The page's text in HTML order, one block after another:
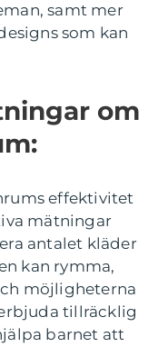
samt mer
som kan
om
effektivitet
mätningar
antalet kläder
kan rymma,
möjligheterna
tillräcklig
barnet att